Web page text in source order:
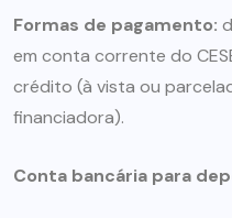
Formas de pagamento:
em conta corrente do
crédito (à vista ou
financiadora).
Conta bancária para